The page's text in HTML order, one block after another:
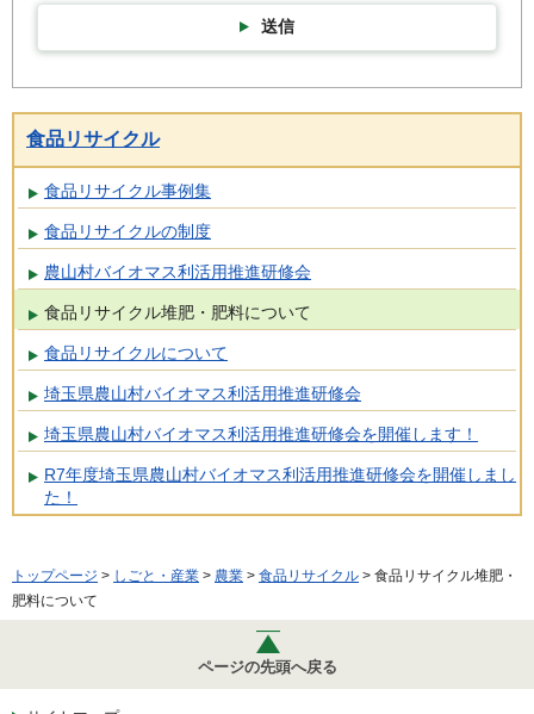
送信
食品リサイクル
食品リサイクル事例集
食品リサイクルの制度
農山村バイオマス利活用推進研修会
食品リサイクル堆肥・肥料について
食品リサイクルについて
埼玉県農山村バイオマス利活用推進研修会
埼玉県農山村バイオマス利活用推進研修会を開催します！
R7年度埼玉県農山村バイオマス利活用推進研修会を開催しまし
た！
トップページ > しごと・産業 > 農業 > 食品リサイクル > 食品リサイクル堆肥・
肥料について
ページの先頭へ戻る